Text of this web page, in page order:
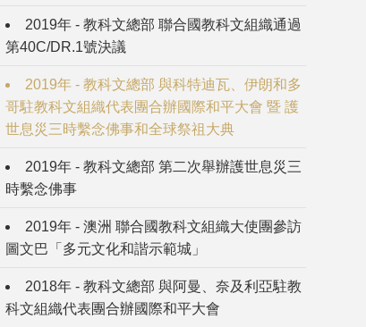
2019年 - 教科文總部 聯合國教科文組織通過
第40C/DR.1號決議
2019年 - 教科文總部 與科特迪瓦、伊朗和多
哥駐教科文組織代表團合辦國際和平大會 暨 護
世息災三時繫念佛事和全球祭祖大典
2019年 - 教科文總部 第二次舉辦護世息災三
時繫念佛事
2019年 - 澳洲 聯合國教科文組織大使團參訪
圖文巴「多元文化和諧示範城」
2018年 - 教科文總部 與阿曼、奈及利亞駐教
科文組織代表團合辦國際和平大會